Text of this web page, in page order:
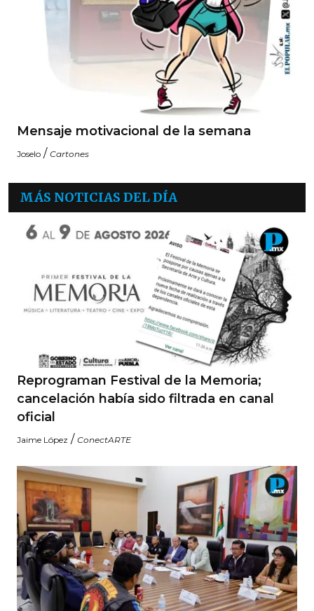
Mensaje motivacional de la semana
Joselo / Cartones
MÁS NOTICIAS DEL DÍA
Reprograman Festival de la Memoria;
cancelación había sido filtrada en canal
oficial
Jaime López / ConectARTE